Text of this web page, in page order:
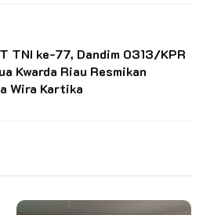
TNI ke-77, Dandim 0313/KPR
Kwarda Riau Resmikan
Wira Kartika